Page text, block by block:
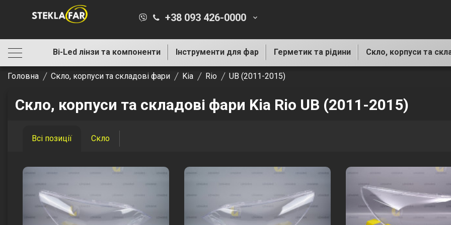
+38 093 426-0000 keyboard_arrow_down
Bi-Led лінзи та компоненти Інструменти для фар Герметик та рідини Скло, корпуси та
Головна Скло, корпуси та складові фари Kia Rio UB (2011-2015)
Скло, корпуси та складові фари Kia Rio UB (2011-2015)
Всі позиції Скло